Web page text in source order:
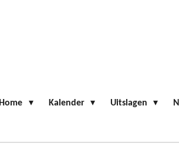
Home Kalender Uitslagen